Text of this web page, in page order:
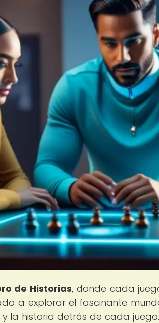
de Historias, donde cada
a explorar el fascinante
y la historia detrás de cada